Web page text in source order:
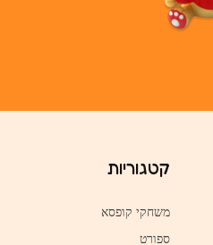
קטגוריות
משחקי קופסא
ספורט